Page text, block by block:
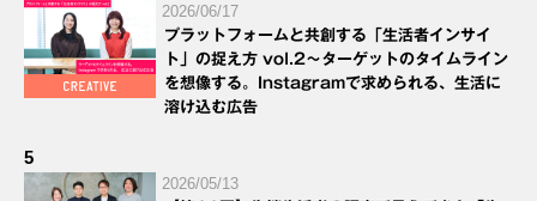
2026/06/17
プラットフォームと共創する「生活者インサイ
ト」の捉え方 vol.2～ターゲットのタイムライン
を想像する。Instagramで求められる、生活に
溶け込む広告
5
2026/05/13